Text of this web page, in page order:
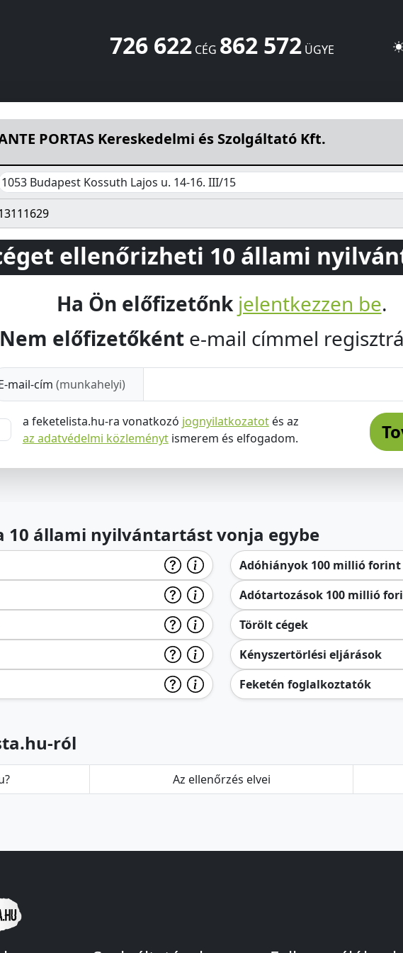
726 622CÉG 862 572ÜGYE
PORTAS Kereskedelmi és Szolgáltató Kft.
1053 Budapest Kossuth Lajos u. 14-16. III/15
ellenőrizheti 10 állami
Ha Ön előfizetőnk jelentkezzen be.
Nem előfizetőként e-mail címmel
mail-cím (munkahelyi)
a feketelista.hu-ra vonatkozó jognyilatkozatotés az
az adatvédelmi közleménytismerem és elfogadom.
10 állami nyilvántartást vonja egybe
Adóhiányok 100 millió
Adótartozások 100 millió
Törölt cégek
Kényszertörlési eljárások
Feketén foglalkoztatók
ról
Az ellenőrzés elvei